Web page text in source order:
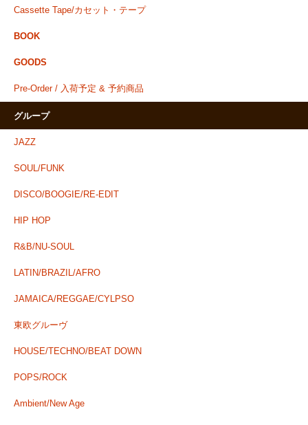
Cassette Tape/カセット・テープ
BOOK
GOODS
Pre-Order / 入荷予定 & 予約商品
グループ
JAZZ
SOUL/FUNK
DISCO/BOOGIE/RE-EDIT
HIP HOP
R&B/NU-SOUL
LATIN/BRAZIL/AFRO
JAMAICA/REGGAE/CYLPSO
東欧グルーヴ
HOUSE/TECHNO/BEAT DOWN
POPS/ROCK
Ambient/New Age